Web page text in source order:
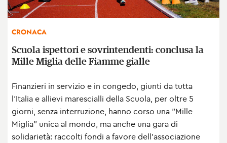
CRONACA
Scuola ispettori e sovrintendenti: conclusa la
Mille Miglia delle Fiamme gialle
Finanzieri in servizio e in congedo, giunti da tutta
l'Italia e allievi marescialli della Scuola, per oltre 5
giorni, senza interruzione, hanno corso una "Mille
Miglia" unica al mondo, ma anche una gara di
solidarietà: raccolti fondi a favore dell’associazione